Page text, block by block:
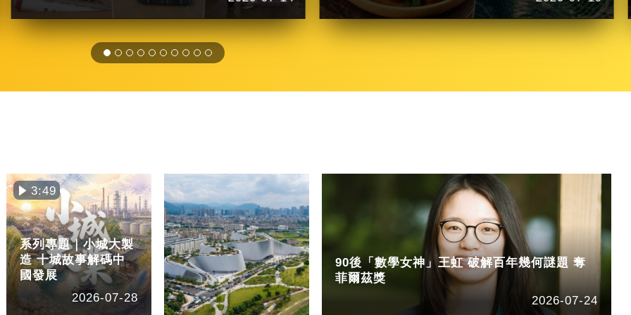
3:49
系列專題｜小城大製
造 十城故事解碼中
國發展
2026-07-28
90後「數學女神」王虹 破解百年幾何謎題 奪
菲爾茲獎
2026-07-24